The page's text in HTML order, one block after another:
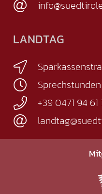
LANDTAG
+39 0471 94 61